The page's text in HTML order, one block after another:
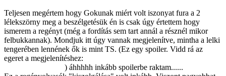
Teljesen megértem hogy Gokunak miért volt iszonyat fura a 2
lélekszörny meg a beszélgetésük én is csak úgy értettem hogy
ismerem a regényt (még a fordítás sem tart annál a résznél mikor
felbukkannak). Mondjuk itt úgy vannak megjelenítve, mintha a lelki
tengerében lennének ők is mint TS. (Ez egy spoiler. Vidd rá az
egeret a megjelenítéshez:
) áhhhhh inkább spoilerbe raktam......